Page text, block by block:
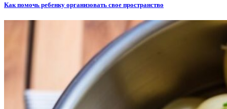
Как помочь ребенку организовать свое пространство